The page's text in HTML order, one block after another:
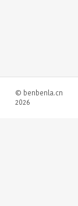
© benbenla.cn
2026